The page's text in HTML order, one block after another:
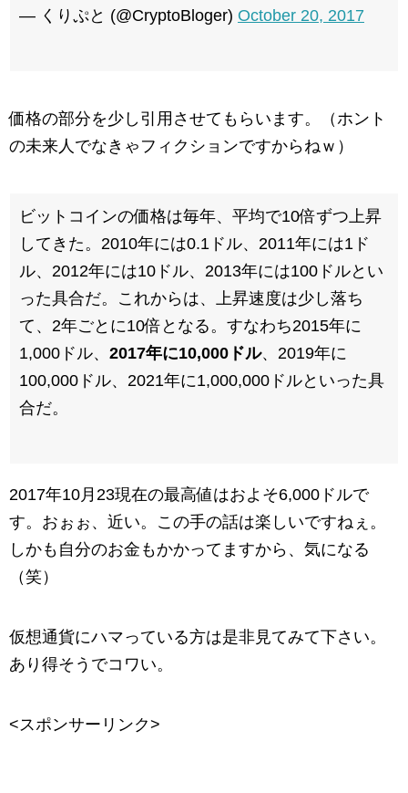
— くりぷと (@CryptoBloger) October 20, 2017
価格の部分を少し引用させてもらいます。（ホント
の未来人でなきゃフィクションですからねｗ）
ビットコインの価格は毎年、平均で10倍ずつ上昇
してきた。2010年には0.1ドル、2011年には1ド
ル、2012年には10ドル、2013年には100ドルとい
った具合だ。これからは、上昇速度は少し落ち
て、2年ごとに10倍となる。すなわち2015年に
1,000ドル、 2017年に10,000ドル、2019年に
100,000ドル、2021年に1,000,000ドルといった具
合だ。
2017年10月23現在の最高値はおよそ6,000ドルで
す。おぉぉ、近い。この手の話は楽しいですねぇ。
しかも自分のお金もかかってますから、気になる
（笑）
仮想通貨にハマっている方は是非見てみて下さい。
あり得そうでコワい。
<スポンサーリンク>